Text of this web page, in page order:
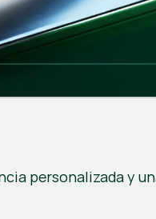
personalizada y